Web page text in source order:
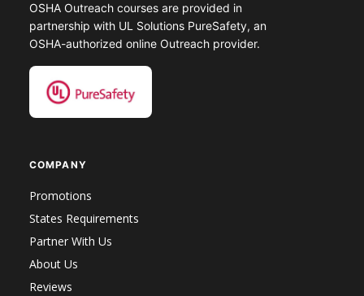
OSHA Outreach courses are provided in
partnership with UL Solutions PureSafety, an
OSHA-authorized online Outreach provider.
COMPANY
Promotions
States Requirements
Partner With Us
About Us
Reviews